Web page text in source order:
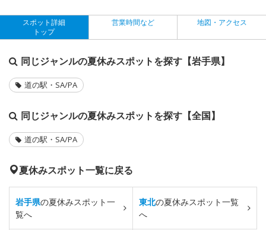
スポット詳細
トップ
営業時間など 地図・アクセス
同じジャンルの夏休みスポットを探す【岩手県】
道の駅・SA/PA
同じジャンルの夏休みスポットを探す【全国】
道の駅・SA/PA
夏休みスポット一覧に戻る
岩手県の夏休みスポット一
覧へ
東北の夏休みスポット一覧
へ